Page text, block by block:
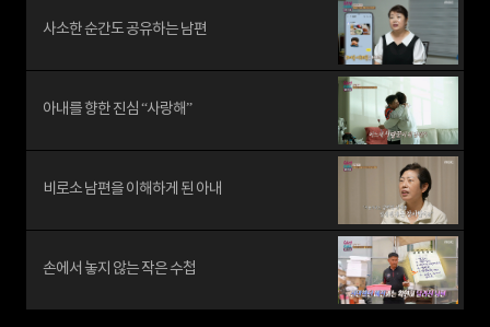
사소한 순간도 공유하는 남편
아내를 향한 진심 “사랑해”
비로소 남편을 이해하게 된 아내
손에서 놓지 않는 작은 수첩